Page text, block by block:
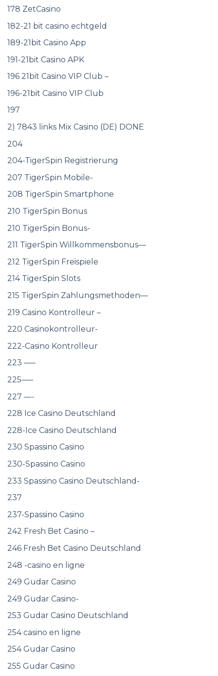
178 ZetCasino
182-21 bit casino echtgeld
189-21bit Casino App
191-21bit Casino APK
196 21bit Casino VIP Club –
196-21bit Casino VIP Club
197
2) 7843 links Mix Casino (DE) DONE
204
204-TigerSpin Registrierung
207 TigerSpin Mobile-
208 TigerSpin Smartphone
210 TigerSpin Bonus
210 TigerSpin Bonus-
211 TigerSpin Willkommensbonus—
212 TigerSpin Freispiele
214 TigerSpin Slots
215 TigerSpin Zahlungsmethoden—
219 Casino Kontrolleur –
220 Casinokontrolleur-
222-Casino Kontrolleur
223 —–
225—–
227 —-
228 Ice Casino Deutschland
228-Ice Casino Deutschland
230 Spassino Casino
230-Spassino Casino
233 Spassino Casino Deutschland-
237
237-Spassino Casino
242 Fresh Bet Casino –
246 Fresh Bet Casino Deutschland
248 -casino en ligne
249 Gudar Casino
249 Gudar Casino-
253 Gudar Casino Deutschland
254 casino en ligne
254 Gudar Casino
255 Gudar Casino